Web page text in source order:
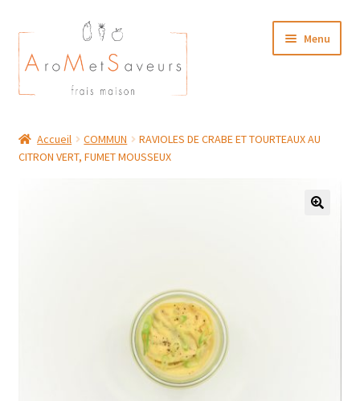
Aller
à
la
navigation
Aller
au
contenu
Menu
Plat du Jour/ Menu Week end
Accueil COMMUN
RAVIOLES DE CRABE ET TOURTEAUX AU
CITRON VERT, FUMET MOUSSEUX